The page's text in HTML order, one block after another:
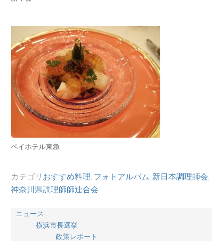
ベイホテル東急
カテゴリ おすすめ料理 フォトアルバム 新日本調理師会
神奈川県調理師師連合会
ニュース
横浜市長選挙
政策レポート